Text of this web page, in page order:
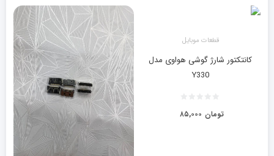
قطعات موبایل
کانتکتور شارژ گوشی هواوی مدل
Y330
۸۵,۰۰۰ تومان